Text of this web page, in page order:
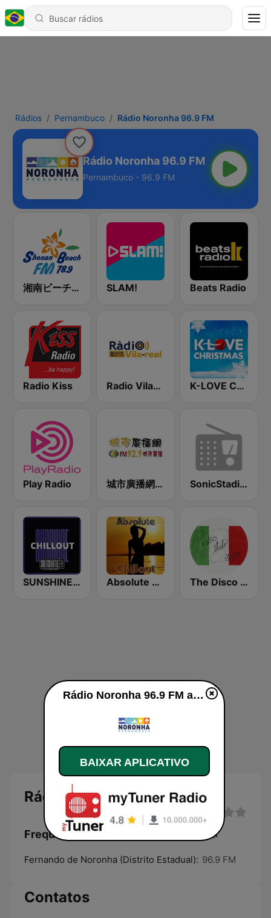
Rádios Pernambuco Rádio Noronha 96.9 FM
Rádio Noronha 96.9 FM
Pernambuco - 96.9 FM
湘南ビーチFM (Shonan Beach FM) SLAM! Beats Radio
Radio Kiss Radio Vila-Real K-LOVE Christmas
Play Radio 城市廣播網 FM 92.9 城市廣播 SonicStadium Radio
SUNSHINE LIVE - Chillout Absolute Chillout The Disco Paradise - Italo Disco
Rádio Noronha 96.9 FM
Frequências Rádio Noronha 96.9 FM:
Fernando de Noronha (Distrito Estadual): 96.9 FM
Contatos
Rádio Noronha 96.9 FM ao vivo
BAIXAR APLICATIVO